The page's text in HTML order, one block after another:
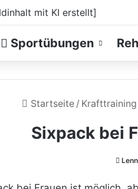
Sportübungen
Startseite / Krafttraining
Sixpack bei